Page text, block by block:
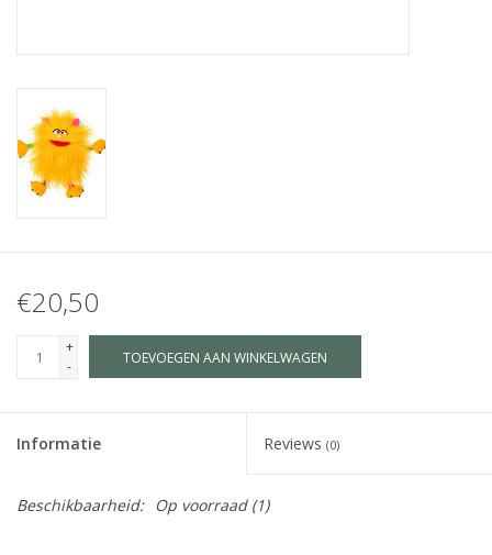
Merken
€20,50
+
-
TOEVOEGEN AAN WINKELWAGEN
Informatie Reviews (0)
Beschikbaarheid: Op voorraad(1)